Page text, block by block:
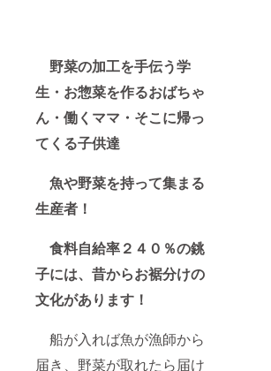
野菜の加工を手伝う学
生・お惣菜を作るおばちゃ
ん・働くママ・ そこに帰っ
てくる子供達
魚や野菜を持って集まる
生産者！
食料自給率２４０％の銚
子には、昔からお裾分けの
文化があります！
船が入れば魚が漁師から
届き、野菜が取れたら届け